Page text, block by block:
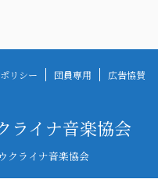
リシー 団員専用
広告協賛
ライナ音楽協会
クライナ音楽協会